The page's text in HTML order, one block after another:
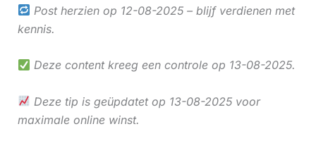
Post herzien op 12-08-2025 – blijf verdienen met
kennis.
Deze content kreeg een controle op 13-08-2025.
Deze tip is geüpdatet op 13-08-2025 voor
maximale online winst.